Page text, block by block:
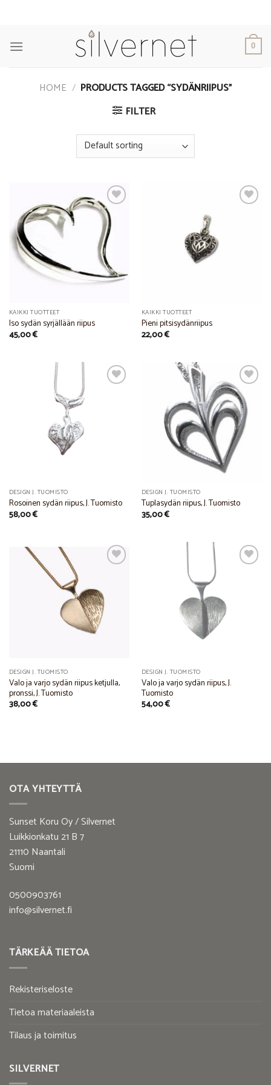
0
HOME / PRODUCTS TAGGED “SYDÄNRIIPUS”
FILTER
Add to
Wishlist
KAIKKI TUOTTEET
Iso sydän syrjällään riipus
45,00€
KAIKKI TUOTTEET
Pieni pitsisydänriipus
22,00€
DESIGN J. TUOMISTO
Rosoinen sydän riipus, J. Tuomisto
58,00€
Add to
Wishlist
DESIGN J. TUOMISTO
Tuplasydän riipus, J. Tuomisto
35,00€
Add to
Wishlist
DESIGN J. TUOMISTO
Valo ja varjo sydän riipus ketjulla,
pronssi, J. Tuomisto
38,00€
DESIGN J. TUOMISTO
Valo ja varjo sydän riipus, J.
Tuomisto
54,00€
OTA YHTEYTTÄ
Sunset Koru Oy / Silvernet
Luikkionkatu 21 B 7
21110 Naantali
Suomi
0500903761
info@silvernet.fi
TÄRKEÄÄ TIETOA
Rekisteriseloste
Tietoa materiaaleista
Tilaus ja toimitus
SILVERNET